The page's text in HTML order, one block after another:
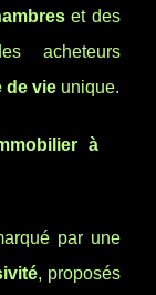
et des
acheteurs
de vie unique.
à
par une
, proposés